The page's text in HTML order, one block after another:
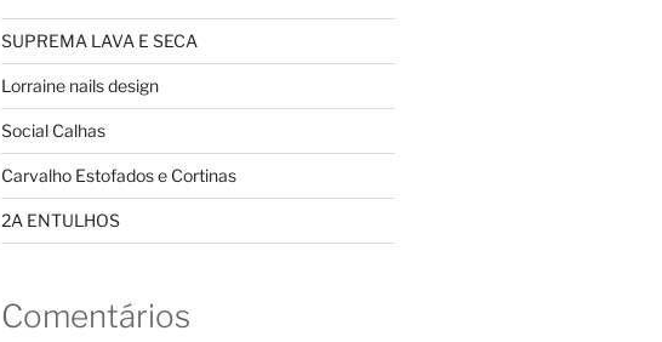
SUPREMA LAVA E SECA
Lorraine nails design
Social Calhas
Carvalho Estofados e Cortinas
2A ENTULHOS
Comentários